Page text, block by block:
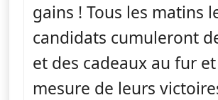
gains ! Tous les matins
candidats cumuleront
et des cadeaux au fur et
mesure de leurs